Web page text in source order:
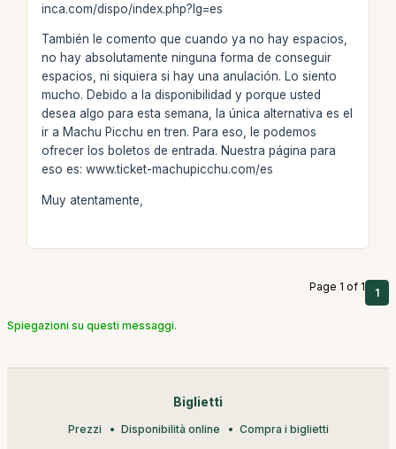
inca.com/dispo/index.php?lg=es
También le comento que cuando ya no hay espacios,
no hay absolutamente ninguna forma de conseguir
espacios, ni siquiera si hay una anulación. Lo siento
mucho. Debido a la disponibilidad y porque usted
desea algo para esta semana, la única alternativa es el
ir a Machu Picchu en tren. Para eso, le podemos
ofrecer los boletos de entrada. Nuestra página para
eso es: www.ticket-machupicchu.com/es
Muy atentamente,
Page 1 of 1 1
Spiegazioni su questi messaggi.
Biglietti
Prezzi Disponibilità online Compra i biglietti